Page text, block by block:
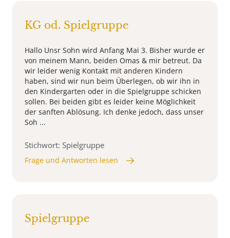
KG od. Spielgruppe
Hallo Unsr Sohn wird Anfang Mai 3. Bisher wurde er
von meinem Mann, beiden Omas & mir betreut. Da
wir leider wenig Kontakt mit anderen Kindern
haben, sind wir nun beim Überlegen, ob wir ihn in
den Kindergarten oder in die Spielgruppe schicken
sollen. Bei beiden gibt es leider keine Möglichkeit
der sanften Ablösung. Ich denke jedoch, dass unser
Soh ...
Stichwort: Spielgruppe
Frage und Antworten lesen
Spielgruppe